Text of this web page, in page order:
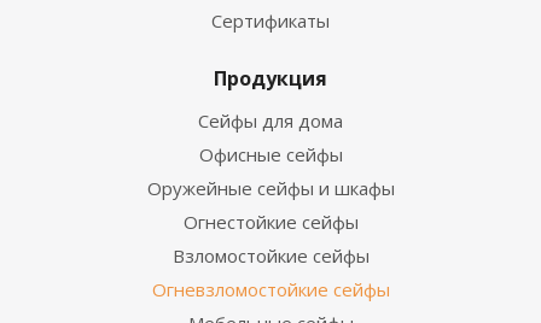
Сертификаты
Продукция
Сейфы для дома
Офисные сейфы
Оружейные сейфы и шкафы
Огнестойкие сейфы
Взломостойкие сейфы
Огневзломостойкие сейфы